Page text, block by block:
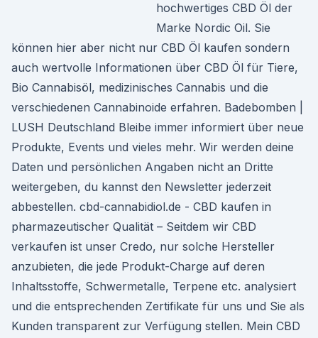
hochwertiges CBD Öl der
Marke Nordic Oil. Sie
können hier aber nicht nur CBD Öl kaufen sondern
auch wertvolle Informationen über CBD Öl für Tiere,
Bio Cannabisöl, medizinisches Cannabis und die
verschiedenen Cannabinoide erfahren. Badebomben |
LUSH Deutschland Bleibe immer informiert über neue
Produkte, Events und vieles mehr. Wir werden deine
Daten und persönlichen Angaben nicht an Dritte
weitergeben, du kannst den Newsletter jederzeit
abbestellen. cbd-cannabidiol.de - CBD kaufen in
pharmazeutischer Qualität – Seitdem wir CBD
verkaufen ist unser Credo, nur solche Hersteller
anzubieten, die jede Produkt-Charge auf deren
Inhaltsstoffe, Schwermetalle, Terpene etc. analysiert
und die entsprechenden Zertifikate für uns und Sie als
Kunden transparent zur Verfügung stellen. Mein CBD